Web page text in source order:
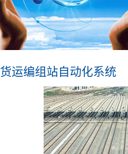
货运编组站自动化系统